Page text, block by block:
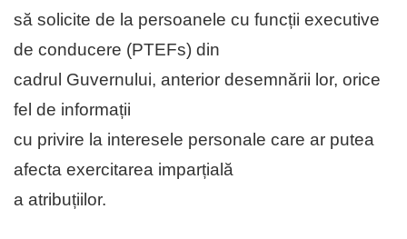
să solicite de la persoanele cu funcții executive
de conducere (PTEFs) din
cadrul Guvernului, anterior desemnării lor, orice
fel de informații
cu privire la interesele personale care ar putea
afecta exercitarea imparțială
a atribuțiilor.